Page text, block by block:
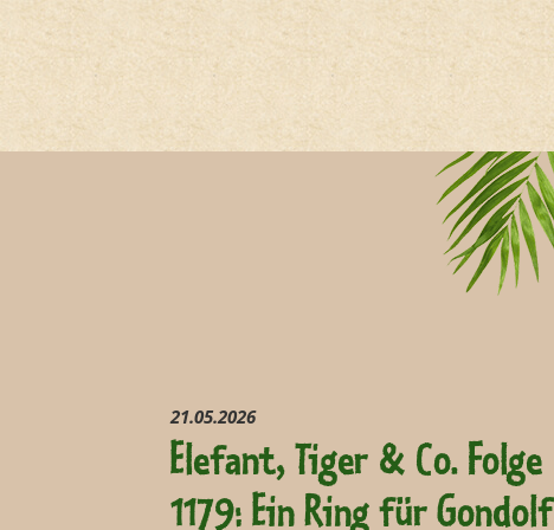
21.05.2026
Elefant, Tiger & Co. Folge
1179: Ein Ring für Gondolf